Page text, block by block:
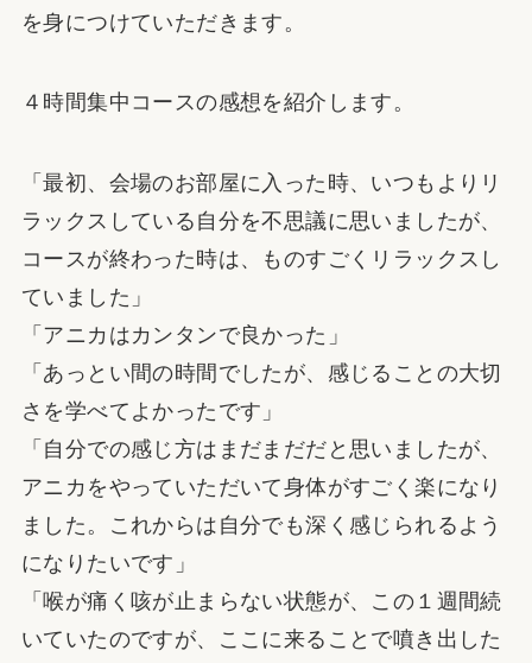
を身につけていただきます。
４時間集中コースの感想を紹介します。
「最初、会場のお部屋に入った時、いつもよりリ
ラックスしている自分を不思議に思いましたが、
コースが終わった時は、ものすごくリラックスし
ていました」
「アニカはカンタンで良かった」
「あっとい間の時間でしたが、感じることの大切
さを学べてよかったです」
「自分での感じ方はまだまだだと思いましたが、
アニカをやっていただいて身体がすごく楽になり
ました。これからは自分でも深く感じられるよう
になりたいです」
「喉が痛く咳が止まらない状態が、この１週間続
いていたのですが、ここに来ることで噴き出した